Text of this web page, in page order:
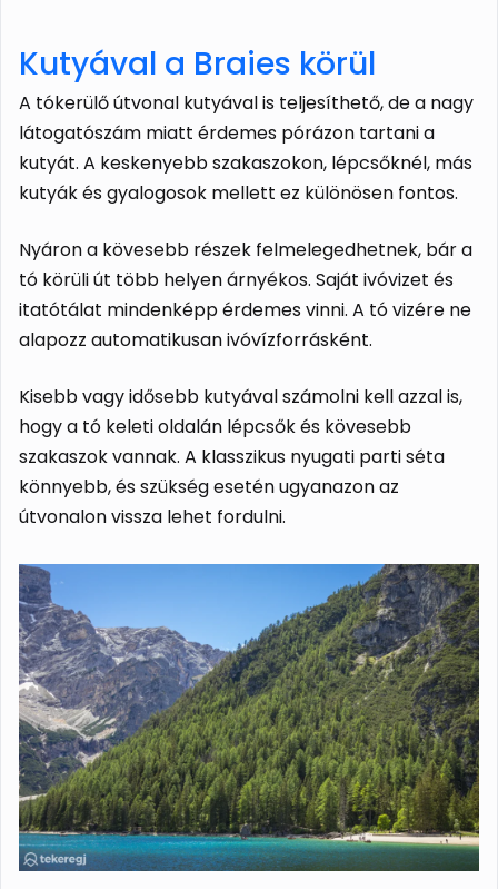
Kutyával a Braies körül
A tókerülő útvonal kutyával is teljesíthető, de a nagy
látogatószám miatt érdemes pórázon tartani a
kutyát. A keskenyebb szakaszokon, lépcsőknél, más
kutyák és gyalogosok mellett ez különösen fontos.
Nyáron a kövesebb részek felmelegedhetnek, bár a
tó körüli út több helyen árnyékos. Saját ivóvizet és
itatótálat mindenképp érdemes vinni. A tó vizére ne
alapozz automatikusan ivóvízforrásként.
Kisebb vagy idősebb kutyával számolni kell azzal is,
hogy a tó keleti oldalán lépcsők és kövesebb
szakaszok vannak. A klasszikus nyugati parti séta
könnyebb, és szükség esetén ugyanazon az
útvonalon vissza lehet fordulni.